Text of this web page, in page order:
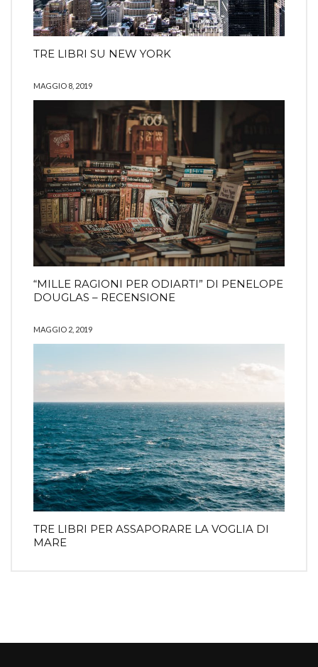
TRE LIBRI SU NEW YORK
MAGGIO 8, 2019
“MILLE RAGIONI PER ODIARTI” DI PENELOPE
DOUGLAS – RECENSIONE
MAGGIO 2, 2019
TRE LIBRI PER ASSAPORARE LA VOGLIA DI
MARE